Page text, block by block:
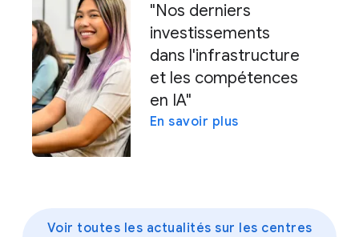
"Nos derniers
investissements
dans l'infrastructure
et les compétences
en IA"
En savoir plus
Voir toutes les actualités sur les centres